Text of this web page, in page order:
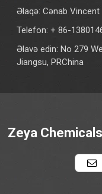
Əlaqə: Cənab Vincent
Telefon: + 86-
Əlavə edin: No 279
Jiangsu, PRChina
Zeya